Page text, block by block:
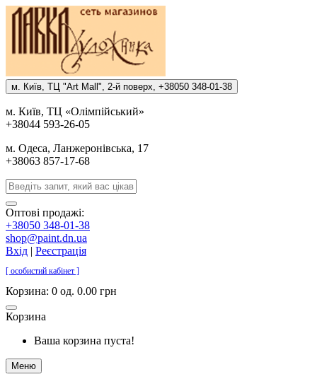
м. Киïв, ТЦ "Art Mall", 2-й поверх, +38050 348-01-38
м. Киïв, ТЦ «Олiмпiйський»
+38044 593-26-05
м. Одеса, Ланжеронiвська, 17
+38063 857-17-68
Оптові продажі:
+38050 348-01-38
shop@paint.dn.ua
Вхід | Реєстрація
[ особистий кабінет ]
Корзина: 0 од. 0.00 грн
Корзина
Ваша корзина пуста!
Меню